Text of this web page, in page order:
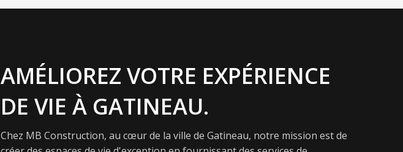
AMÉLIOREZ VOTRE EXPÉRIENCE
DE VIE À GATINEAU.
Chez MB Construction, au cœur de la ville de Gatineau, notre mission est de